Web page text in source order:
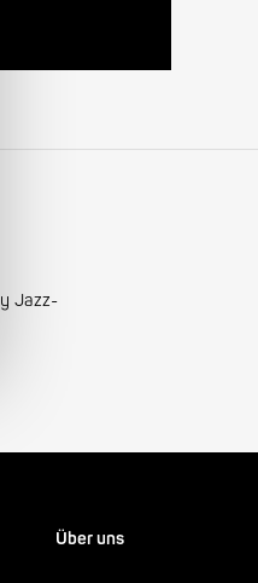
Jazz-
Über uns